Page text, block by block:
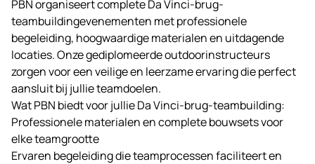
PBN organiseert complete Da Vinci-brug-
teambuildingevenementen met professionele
begeleiding, hoogwaardige materialen en uitdagende
locaties. Onze gediplomeerde outdoorinstructeurs
zorgen voor een veilige en leerzame ervaring die perfect
aansluit bij jullie teamdoelen.
Wat PBN biedt voor jullie Da Vinci-brug-teambuilding:
Professionele materialen en complete bouwsets voor
elke teamgrootte
Ervaren begeleiding die teamprocessen faciliteert en